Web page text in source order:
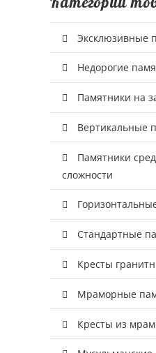
Эксклюзивные
Недорогие
Памятники на
Вертикальные
Памятники
сложности
Стандартные
Кресты
Мраморные
Кресты из